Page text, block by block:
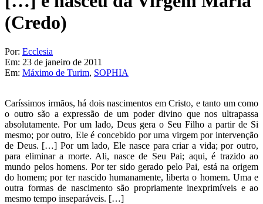
(Credo)
Por: Ecclesia
Em: 23 de janeiro de 2011
Em: Máximo de Turim, SOPHIA
Caríssimos irmãos, há dois nascimentos em Cristo, e tanto um como
o outro são a expressão de um poder divino que nos ultrapassa
absolutamente. Por um lado, Deus gera o Seu Filho a partir de Si
mesmo; por outro, Ele é concebido por uma virgem por intervenção
de Deus. […] Por um lado, Ele nasce para criar a vida; por outro,
para eliminar a morte. Ali, nasce de Seu Pai; aqui, é trazido ao
mundo pelos homens. Por ter sido gerado pelo Pai, está na origem
do homem; por ter nascido humanamente, liberta o homem. Uma e
outra formas de nascimento são propriamente inexprimíveis e ao
mesmo tempo inseparáveis. […]